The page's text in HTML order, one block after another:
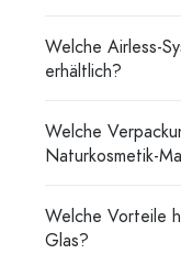
Welche Airless-
erhältlich?
Welche
Naturkosmetik-
Welche Vorteile
Glas?